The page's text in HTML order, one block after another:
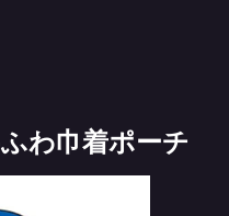
わ巾着ポーチ